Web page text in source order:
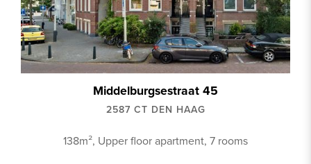
Middelburgsestraat 45
2587 CT DEN HAAG
138m², Upper floor apartment, 7 rooms